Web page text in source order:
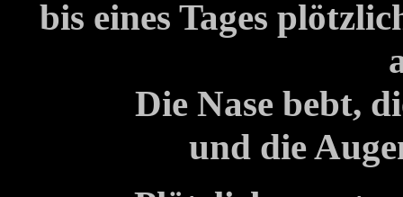
bis eines Tages
Die Nase bebt,
und die